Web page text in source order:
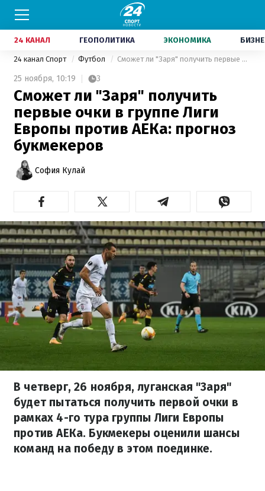
24 КАНАЛ ГЕОПОЛИТИКА ЭКОНОМИКА
24 канал Спорт Футбол Сможет ли "Заря" получить первые очки в группе Лиги Европы против АЕКа: прогноз букмекеров
25 ноября, 10:19 3
Сможет ли "Заря" получить
первые очки в группе Лиги
Европы против АЕКа: прогноз
букмекеров
София Кулай
В четверг, 26 ноября, луганская "Заря"
будет пытаться получить первой очки в
рамках 4-го тура группы Лиги Европы
против АЕКа. Букмекеры оценили шансы
команд на победу в этом поединке.